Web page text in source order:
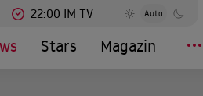
22:00 IM TV Auto
Stars Magazin